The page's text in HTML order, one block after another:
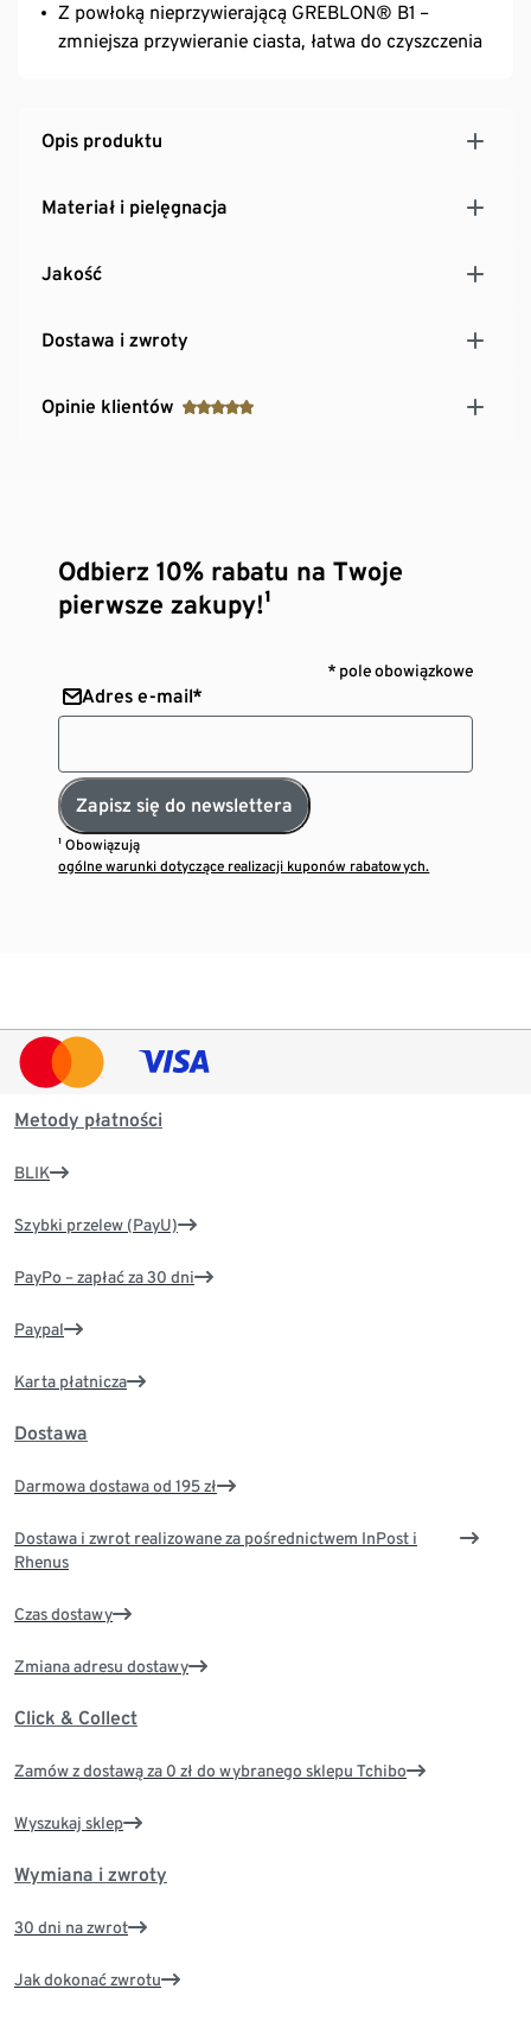
Z powłoką nieprzywierającą GREBLON® B1 –
zmniejsza przywieranie ciasta, łatwa do czyszczenia
Opis produktu
Materiał i pielęgnacja
Jakość
Dostawa i zwroty
Opinie klientów
Odbierz 10% rabatu na Twoje
pierwsze zakupy!¹
* pole obowiązkowe
Adres e-mail*
Zapisz się do newslettera
¹ Obowiązują
ogólne warunki dotyczące realizacji kuponów rabatowych.
Metody płatności
BLIK
Szybki przelew (PayU)
PayPo – zapłać za 30 dni
Paypal
Karta płatnicza
Dostawa
Darmowa dostawa od 195 zł
Dostawa i zwrot realizowane za pośrednictwem InPost i
Rhenus
Czas dostawy
Zmiana adresu dostawy
Click & Collect
Zamów z dostawą za 0 zł do wybranego sklepu Tchibo
Wyszukaj sklep
Wymiana i zwroty
30 dni na zwrot
Jak dokonać zwrotu